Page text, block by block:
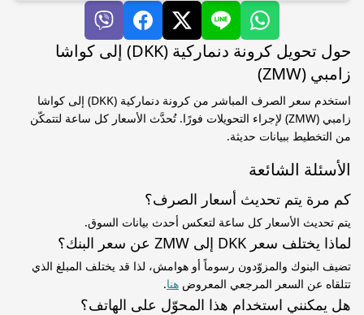
حول تحويل كرونة دنماركية (DKK) إلى كواشا
زامبي (ZMW)
استخدم سعر الصرف المباشر من كرونة دنماركية (DKK) إلى كواشا
زامبي (ZMW) لإجراء التحويلات فورًا. تُحدَّث الأسعار كل ساعة لتتمكّن
من التخطيط ببيانات حديثة.
الأسئلة الشائعة
كم مرة يتم تحديث أسعار الصرف؟
يتم تحديث الأسعار كل ساعة لتعكس أحدث بيانات السوق.
لماذا يختلف سعر DKK إلى ZMW عن سعر البنك؟
تضيف البنوك والمزوّدون رسوماً أو هوامش، لذا قد يختلف المبلغ الذي
تتلقاه عن السعر المرجعي المعروض هنا.
هل يمكنني استخدام هذا المحوّل على الهاتف؟